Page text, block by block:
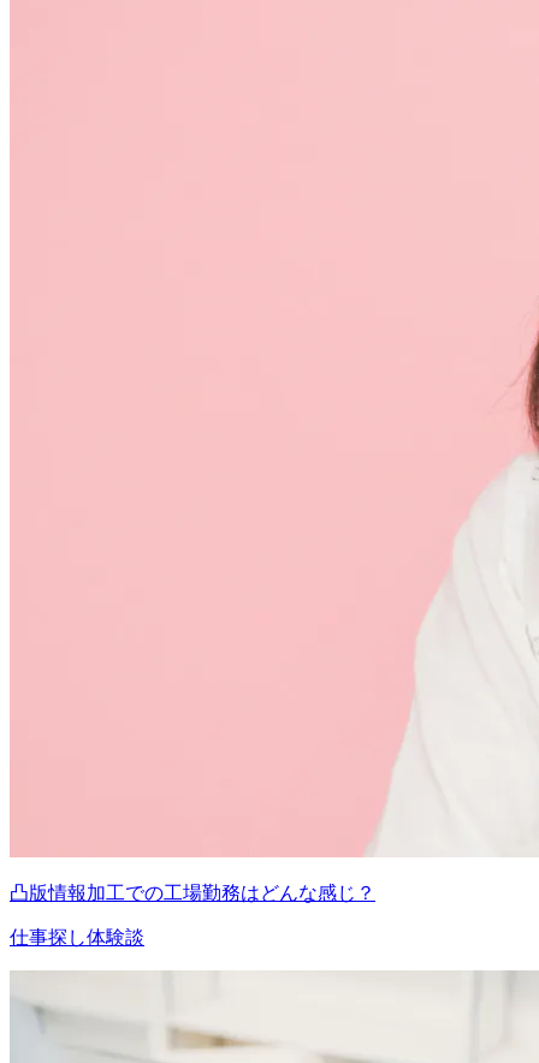
凸版情報加工での工場勤務はどんな感じ？
仕事探し体験談